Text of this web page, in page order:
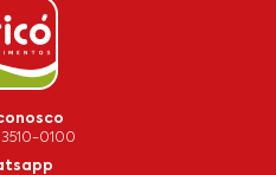
3510-0100